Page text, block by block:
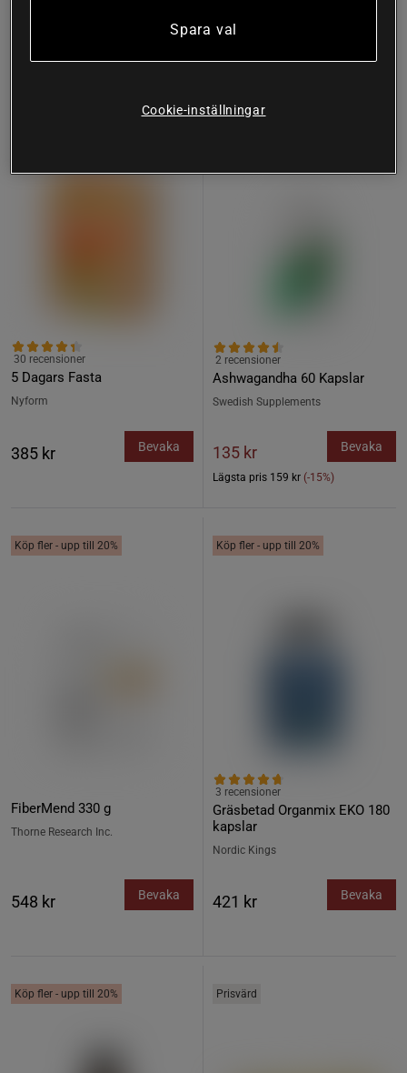
279 kr
5 Dagars Fasta
30 recensioner
Nyform
385 kr Bevaka
15%
Ashwagandha 60 Kapslar
2 recensioner
Swedish Supplements
135 kr
Lägsta pris 159 kr (-15%)
Bevaka
Köp fler - upp till 20%
FiberMend 330 g
Thorne Research Inc.
548 kr Bevaka
Köp fler - upp till 20%
Gräsbetad Organmix EKO 180
kapslar
3 recensioner
Nordic Kings
421 kr Bevaka
Köp fler - upp till 20% Prisvärd
Spara val
Cookie-inställningar